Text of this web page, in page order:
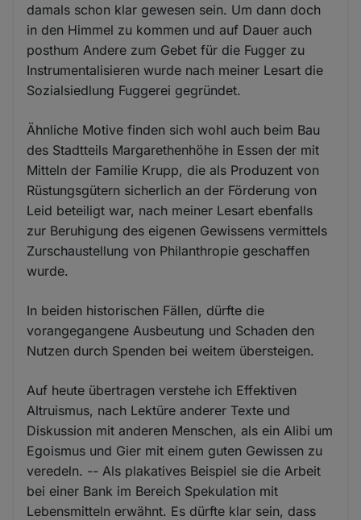
damals schon klar gewesen sein. Um dann doch
in den Himmel zu kommen und auf Dauer auch
posthum Andere zum Gebet für die Fugger zu
Instrumentalisieren wurde nach meiner Lesart die
Sozialsiedlung Fuggerei gegründet.
Ähnliche Motive finden sich wohl auch beim Bau
des Stadtteils Margarethenhöhe in Essen der mit
Mitteln der Familie Krupp, die als Produzent von
Rüstungsgütern sicherlich an der Förderung von
Leid beteiligt war, nach meiner Lesart ebenfalls
zur Beruhigung des eigenen Gewissens vermittels
Zurschaustellung von Philanthropie geschaffen
wurde.
In beiden historischen Fällen, dürfte die
vorangegangene Ausbeutung und Schaden den
Nutzen durch Spenden bei weitem übersteigen.
Auf heute übertragen verstehe ich Effektiven
Altruismus, nach Lektüre anderer Texte und
Diskussion mit anderen Menschen, als ein Alibi um
Egoismus und Gier mit einem guten Gewissen zu
veredeln. -- Als plakatives Beispiel sie die Arbeit
bei einer Bank im Bereich Spekulation mit
Lebensmitteln erwähnt. Es dürfte klar sein, dass